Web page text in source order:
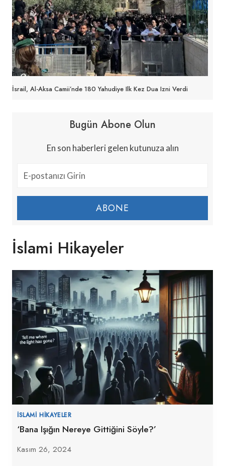
İsrail, Al-Aksa Camii’nde 180 Yahudiye Ilk Kez Dua Izni Verdi
Bugün Abone Olun
En son haberleri gelen kutunuza alın
ABONE
İslami Hikayeler
İSLAMI HIKAYELER
‘Bana Işığın Nereye Gittiğini Söyle?’
Kasım 26, 2024